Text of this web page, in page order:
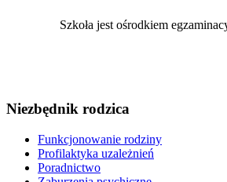
Szkoła jest ośrodkiem
Niezbędnik rodzica
Funkcjonowanie rodziny
Profilaktyka uzależnień
Poradnictwo